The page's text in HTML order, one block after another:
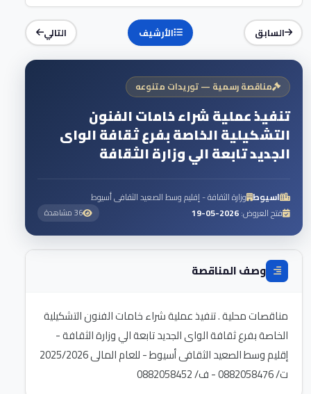
السابق الأرشيف التالي
مناقصة رسمية — توريدات متنوعه
تنفيذ عملية شراء خامات الفنون
التشكيلية الخاصة بفرع ثقافة الواى
الجديد تابعة الي وزارة الثقافة
اسيوط وزارة الثقافة - إقليم وسط الصعيد الثقافى أسيوط
فتح العروض:2026-05-19 36 مشاهدة
وصف المناقصة
مناقصات محلية . تنفيذ عملية شراء خامات الفنون التشكيلية
الخاصة بفرع ثقافة الواى الجديد تابعة الي وزارة الثقافة -
ت/ 0882058476 - ف/ 0882058452